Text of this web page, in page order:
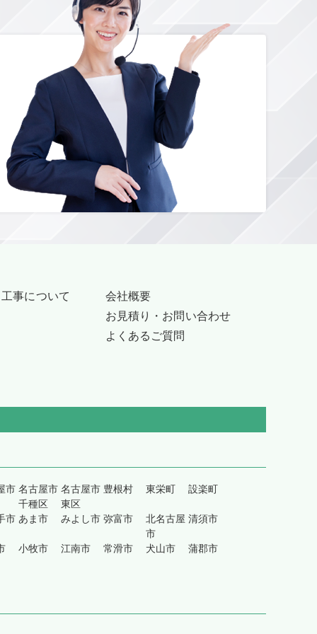
事について
会社概要
お見積り・お問い合わせ
よくあるご質問
市 名古屋市
千種区
名古屋市
東区
豊根村 東栄町 設楽町
市 あま市 みよし市 弥富市
北名古屋
市
清須市
小牧市 江南市 常滑市 犬山市 蒲郡市